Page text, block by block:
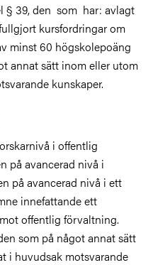
§ 39, den som har: avlagt
kursfordringar om
minst 60 högskolepoäng
annat sätt inom eller utom
kunskaper.
i offentlig
på avancerad nivå i
på avancerad nivå i ett
innefattande ett
offentlig förvaltning.
som på något annat sätt
i huvudsak motsvarande